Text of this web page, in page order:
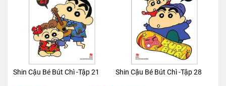
Shin Cậu Bé Bút Chì -Tập 21 Shin Cậu Bé Bút Chì -Tập 28